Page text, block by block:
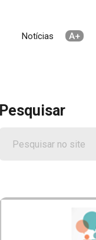
Notícias
Pesquisar